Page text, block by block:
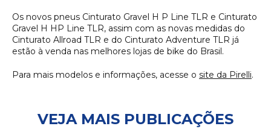
Os novos pneus Cinturato Gravel H P Line TLR e Cinturato
Gravel H HP Line TLR, assim com as novas medidas do
Cinturato Allroad TLR e do Cinturato Adventure TLR já
estão à venda nas melhores lojas de bike do Brasil.
Para mais modelos e informações, acesse o site da Pirelli.
VEJA MAIS PUBLICAÇÕES